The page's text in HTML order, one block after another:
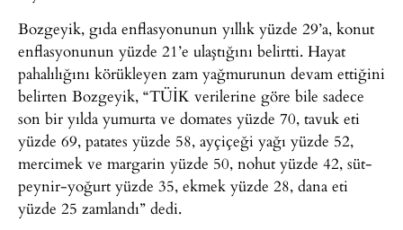
Bozgeyik, gıda enflasyonunun yıllık yüzde 29’a, konut
enflasyonunun yüzde 21’e ulaştığını belirtti. Hayat
pahalılığını körükleyen zam yağmurunun devam ettiğini
belirten Bozgeyik, “TÜİK verilerine göre bile sadece
son bir yılda yumurta ve domates yüzde 70, tavuk eti
yüzde 69, patates yüzde 58, ayçiçeği yağı yüzde 52,
mercimek ve margarin yüzde 50, nohut yüzde 42, süt-
peynir-yoğurt yüzde 35, ekmek yüzde 28, dana eti
yüzde 25 zamlandı” dedi.